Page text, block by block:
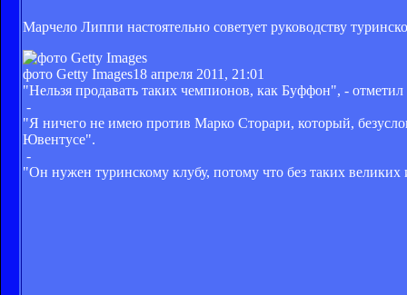
Марчело Липпи настоятельно советует руководству
фото Getty Images18 апреля 2011, 21:01
"Нельзя продавать таких чемпионов, как Буффон", -
-
"Я ничего не имею против Марко Сторари, который,
Ювентусе".
-
"Он нужен туринскому клубу, потому что без таких великих